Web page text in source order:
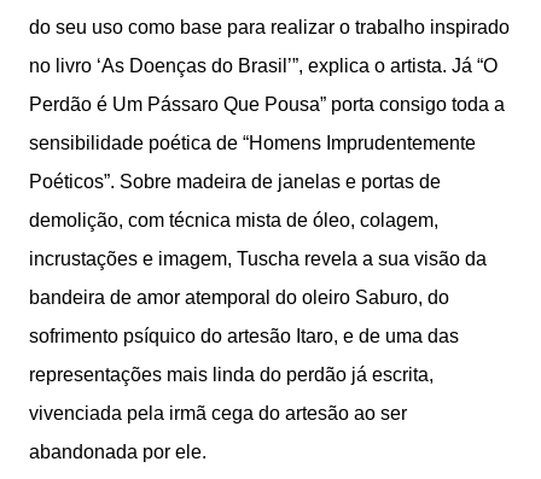
do seu uso como base para realizar o trabalho inspirado
no livro ‘As Doenças do Brasil’”, explica o artista. Já “O
Perdão é Um Pássaro Que Pousa” porta consigo toda a
sensibilidade poética de “Homens Imprudentemente
Poéticos”. Sobre madeira de janelas e portas de
demolição, com técnica mista de óleo, colagem,
incrustações e imagem, Tuscha revela a sua visão da
bandeira de amor atemporal do oleiro Saburo, do
sofrimento psíquico do artesão Itaro, e de uma das
representações mais linda do perdão já escrita,
vivenciada pela irmã cega do artesão ao ser
abandonada por ele.